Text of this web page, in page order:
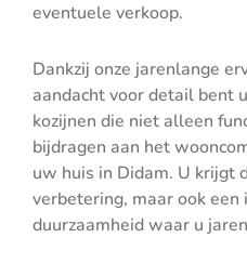
eventuele verkoop.
Dankzij onze jarenlange
aandacht voor detail bent
kozijnen die niet alleen
bijdragen aan het
uw huis in Didam. U krijgt
verbetering, maar ook
duurzaamheid waar u